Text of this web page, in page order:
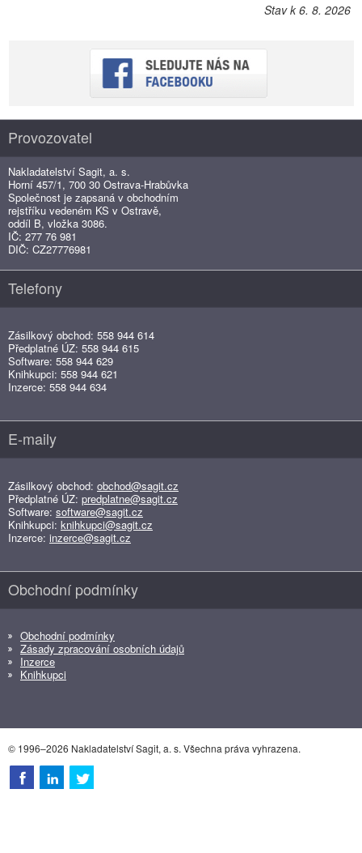
Stav k 6. 8. 2026
Provozovatel
Nakladatelství Sagit, a. s.
Horní 457/1, 700 30 Ostrava-Hrabůvka
Společnost je zapsaná v obchodním
rejstříku vedeném KS v Ostravě,
oddíl B, vložka 3086.
IČ: 277 76 981
DIČ: CZ27776981
Telefony
Zásilkový obchod: 558 944 614
Předplatné ÚZ: 558 944 615
Software: 558 944 629
Knihkupci: 558 944 621
Inzerce: 558 944 634
E-maily
Zásilkový obchod: obchod@sagit.cz
Předplatné ÚZ: predplatne@sagit.cz
Software: software@sagit.cz
Knihkupci: knihkupci@sagit.cz
Inzerce: inzerce@sagit.cz
Obchodní podmínky
Obchodní podmínky
Zásady zpracování osobních údajů
Inzerce
Knihkupci
© 1996–2026 Nakladatelství Sagit, a. s. Všechna práva vyhrazena.